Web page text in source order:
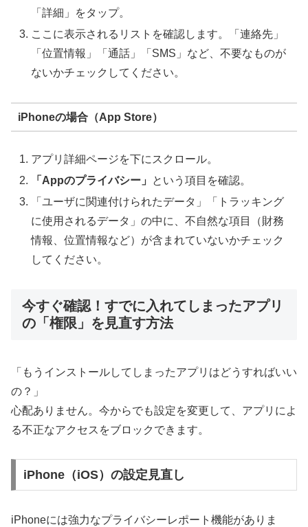
「詳細」をタップ。
ここに表示されるリストを確認します。「連絡先」
「位置情報」「通話」「SMS」など、不要なものが
ないかチェックしてください。
iPhoneの場合（App Store）
アプリ詳細ページを下にスクロール。
「Appのプライバシー」
という項目を確認。
「ユーザに関連付けられたデータ」「トラッキング
に使用されるデータ」の中に、不自然な項目（財務
情報、位置情報など）が含まれていないかチェック
してください。
今すぐ確認！すでに入れてしまったアプリ
の「権限」を見直す方法
「もうインストールしてしまったアプリはどうすればいい
の？」
心配ありません。今からでも設定を変更して、アプリによ
る不正なアクセスをブロックできます。
iPhone（iOS）の設定見直し
iPhoneには強力なプライバシーレポート機能がありま